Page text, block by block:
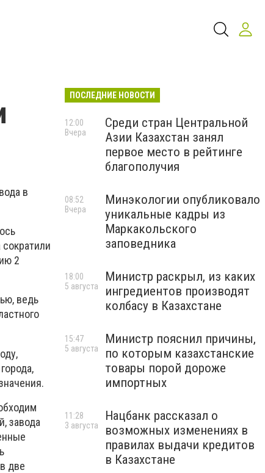
в
2
ведь
завода
две
ПОСЛЕДНИЕ НОВОСТИ
Среди стран Центральной
Азии Казахстан занял
первое место в рейтинге
благополучия
12:00
Вчера
Минэкологии опубликовало
уникальные кадры из
Маркакольского
заповедника
08:52
Вчера
Министр раскрыл, из каких
ингредиентов производят
колбасу в Казахстане
18:00
5 августа
Министр пояснил причины,
по которым казахстанские
товары порой дороже
импортных
15:47
5 августа
Нацбанк рассказал о
возможных изменениях в
правилах выдачи кредитов
в Казахстане
11:28
3 августа